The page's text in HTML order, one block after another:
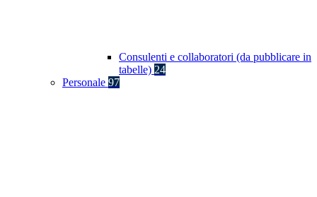
Consulenti e collaboratori (da pubblicare in
tabelle) 24
Personale 97